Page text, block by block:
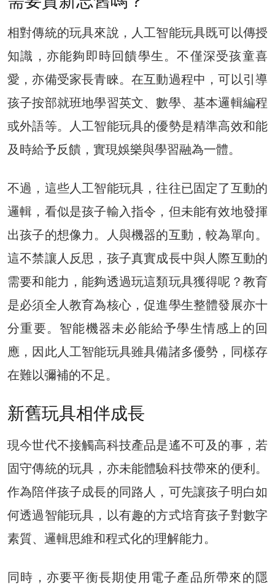
相對傳統的玩具來說，人工智能玩具既可以傳授
知識，亦能夠即時回饋學生。不僅深受孩童喜
愛，亦備受家長青睞。在互動過程中，可以引導
孩子按部就班地學習英文、數學、基本邏輯編程
或外語等。人工智能玩具的優勢是精準高效和能
及時給予反饋，實現娛樂與學習融為一體。
不過，這些人工智能玩具，往往已固定了互動的
邏輯，看似是孩子輸入指令，但未能有效地發揮
出孩子的想像力。人與機器的互動，較為單向。
這不禁讓人反思，孩子真實成長中與人際互動的
需要和能力，能夠透過玩這類玩具獲得呢？教育
是必須全人教育為核心，促進學生整體發展亦十
分重要。智能機器未必能給予學生情感上的回
應，因此人工智能玩具雖具備諸多優勢，同樣存
在難以彌補的不足。
新舊玩具相伴成長
現今世代不接觸高科技產品是遙不可及的事，若
固守傳統的玩具，亦未能體驗科技帶來的便利。
作為陪伴孩子成長的同路人，可先讓孩子明白如
何透過智能玩具，以有趣的方式培育孩子對數字
素質、邏輯思維和程式化的理解能力。
同時，亦要平衡長期使用電子產品所帶來的隱